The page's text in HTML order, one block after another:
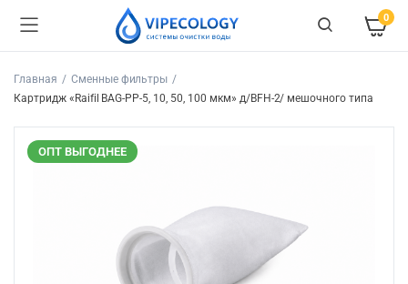
0
Главная
Сменные фильтры
Картридж «Raifil BAG-PP-5, 10, 50, 100 мкм» д/BFH-2/ мешочного типа
ОПТ ВЫГОДНЕЕ